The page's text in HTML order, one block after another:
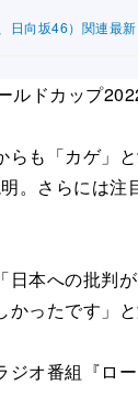
日向坂46）関連最
ドカップ
も「カゲ」
。さらには
本への批判
ったです」
オ番組『ロ